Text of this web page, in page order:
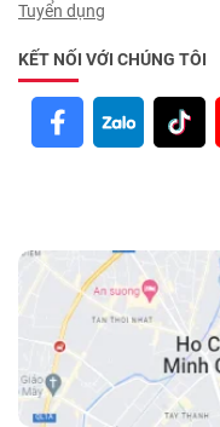
Tuyển dụng
KẾT NỐI VỚI CHÚNG TÔI